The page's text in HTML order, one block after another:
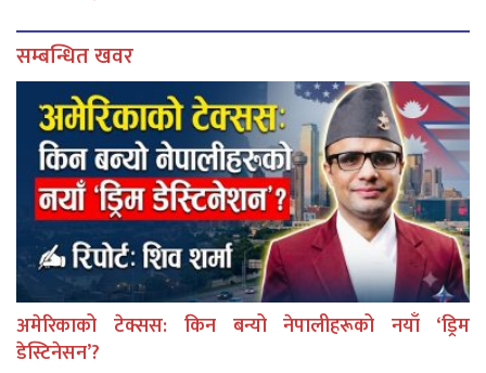
सम्बन्धित खवर
अमेरिकाको टेक्सस: किन बन्यो नेपालीहरूको नयाँ ‘ड्रिम
डेस्टिनेसन’?